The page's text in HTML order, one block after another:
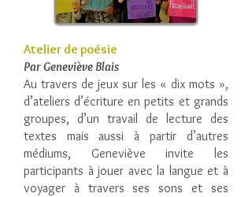
Atelier de poésie
Par Geneviève Blais
Au travers de jeux sur les « dix mots »,
d’ateliers d’écriture en petits et grands
groupes, d’un travail de lecture des
textes mais aussi à partir d’autres
médiums, Geneviève invite les
participants à jouer avec la langue et à
voyager à travers ses sons et ses